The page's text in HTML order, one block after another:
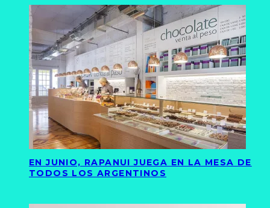
EN JUNIO, RAPANUI JUEGA EN LA MESA DE
TODOS LOS ARGENTINOS